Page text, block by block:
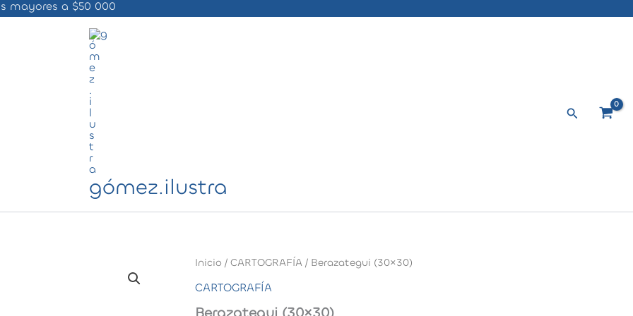
mayores a $50 000
gómez.ilustra
Buscar
Inicio /CARTOGRAFÍA / Berazategui (30×30)
CARTOGRAFÍA